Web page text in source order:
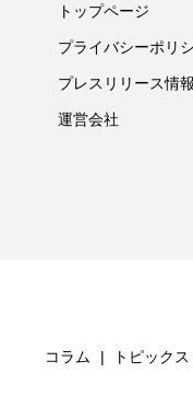
トップページ
プライバシーポリ
プレスリリース情
運営会社
コラム トピックス